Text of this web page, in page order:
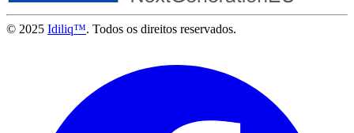
© 2025 Idiliq™. Todos os direitos reservados.